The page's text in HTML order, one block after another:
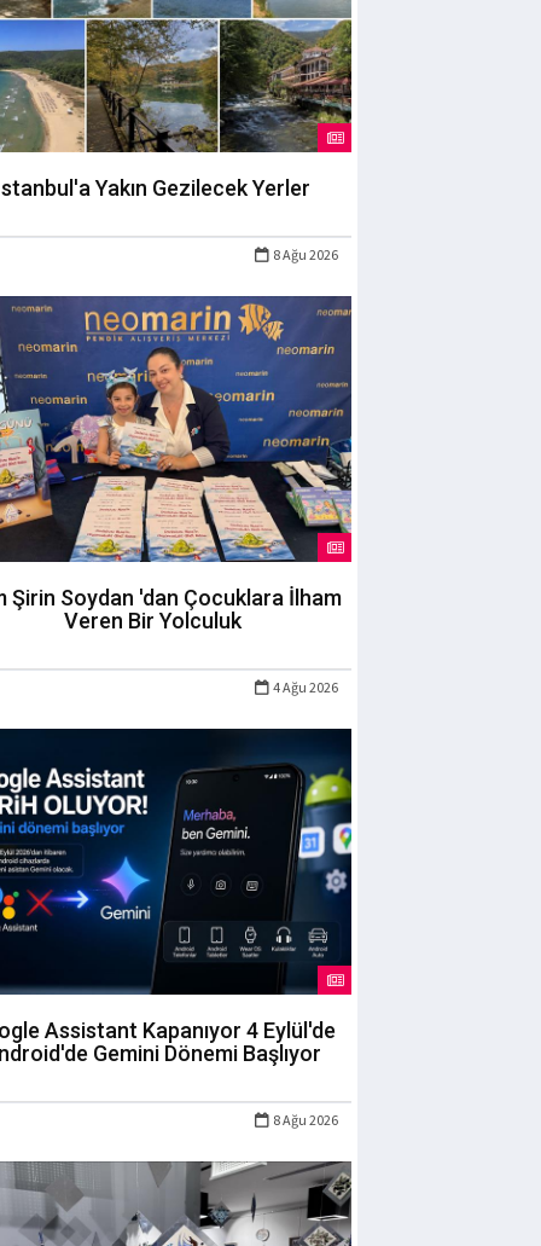
Yakın Gezilecek Yerler
8 Ağu 2026
Şirin Soydan 'dan Çocuklara İlham
Veren Bir Yolculuk
4 Ağu 2026
Assistant Kapanıyor 4 Eylül'de
Gemini Dönemi Başlıyor
8 Ağu 2026